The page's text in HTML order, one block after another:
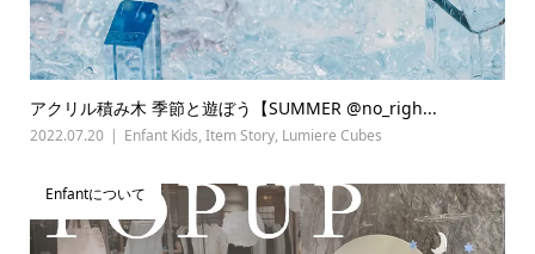
アクリル積み木 季節と遊ぼう【SUMMER @no_righ...
2022.07.20 Enfant Kids, Item Story, Lumiere Cubes
Enfantについて